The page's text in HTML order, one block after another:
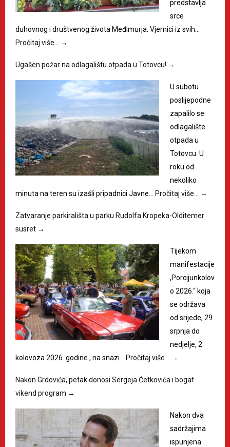
predstavlja
srce
duhovnog i društvenog života Međimurja. Vjernici iz svih…
Pročitaj više…
→
Ugašen požar na odlagalištu otpada u Totovcu! →
U subotu
poslijepodne
zapalilo se
odlagalište
otpada u
Totovcu. U
roku od
nekoliko
minuta na teren su izašli pripadnici Javne…
Pročitaj više… →
Zatvaranje parkirališta u parku Rudolfa Kropeka-Olditemer
susret →
Tijekom
manifestacije
,Porcijunkolov
o 2026.“ koja
se održava
od srijede, 29.
srpnja do
nedjelje, 2.
kolovoza 2026. godine , na snazi…
Pročitaj više… →
Nakon Grdovića, petak donosi Sergeja Ćetkovića i bogat
vikend program →
Nakon dva
sadržajima
ispunjena